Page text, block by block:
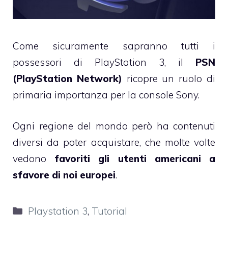
Come sicuramente sapranno tutti i
possessori di PlayStation 3, il PSN
(PlayStation Network) ricopre un ruolo di
primaria importanza per la console Sony.
Ogni regione del mondo però ha contenuti
diversi da poter acquistare, che molte volte
vedono favoriti gli utenti americani a
sfavore di noi europei.
Categorie
Playstation 3, Tutorial